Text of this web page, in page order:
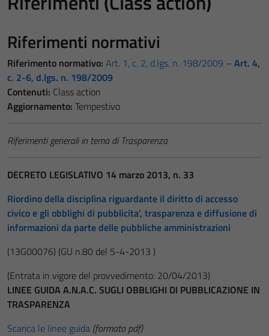
Riferimenti normativi
Riferimento normativo: Art. 1, c. 2, d.lgs. n. 198/2009 – Art. 4,
c. 2-6, d.lgs. n. 198/2009
Contenuti: Class action
Aggiornamento: Tempestivo
Riferimenti generali in tema di Trasparenza
DECRETO LEGISLATIVO 14 marzo 2013, n. 33
Riordino della disciplina riguardante il diritto di accesso
civico e gli obblighi di pubblicita’, trasparenza e diffusione di
informazioni da parte delle pubbliche amministrazioni
(13G00076) (GU n.80 del 5-4-2013 )
(Entrata in vigore del provvedimento: 20/04/2013)
LINEE GUIDA A.N.A.C. SUGLI OBBLIGHI DI PUBBLICAZIONE IN
TRASPARENZA
Scarica le linee guida (formato pdf)